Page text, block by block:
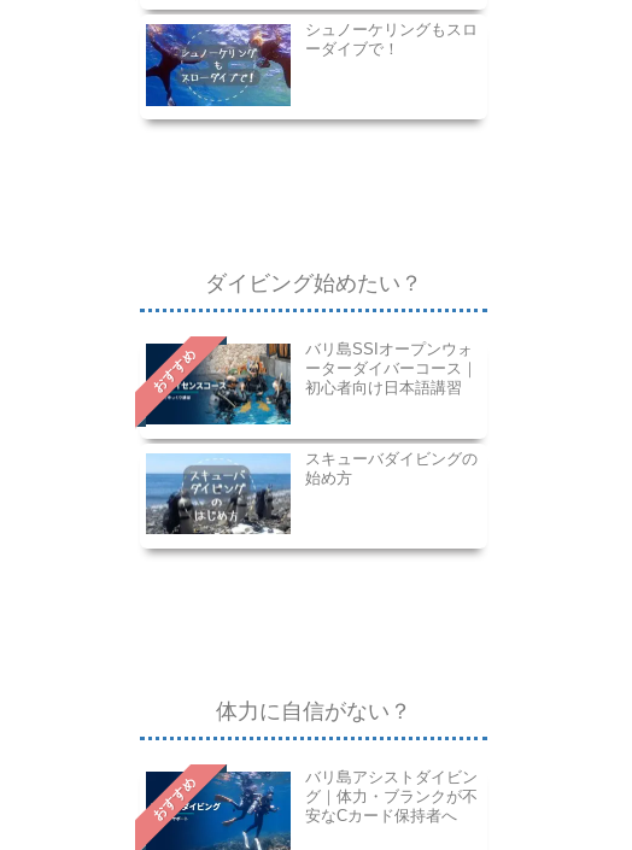
シュノーケリングもスロ
ーダイブで！
ダイビング始めたい？
おすすめ
バリ島SSIオープンウォ
ーターダイバーコース｜
初心者向け日本語講習
スキューバダイビングの
始め方
体力に自信がない？
おすすめ
バリ島アシストダイビン
グ｜体力・ブランクが不
安なCカード保持者へ